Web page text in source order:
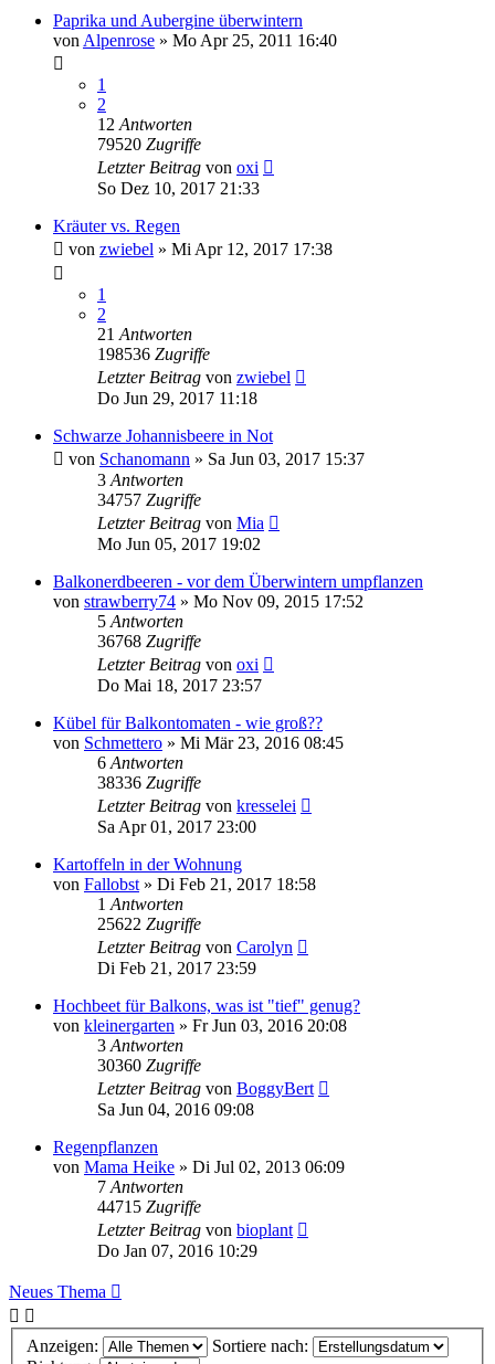
Paprika und Aubergine überwintern
von Alpenrose » Mo Apr 25, 2011 16:40
1
2
12 Antworten
79520 Zugriffe
Letzter Beitrag von oxi
So Dez 10, 2017 21:33
Kräuter vs. Regen
von zwiebel » Mi Apr 12, 2017 17:38
1
2
21 Antworten
198536 Zugriffe
Letzter Beitrag von zwiebel
Do Jun 29, 2017 11:18
Schwarze Johannisbeere in Not
von Schanomann » Sa Jun 03, 2017 15:37
3 Antworten
34757 Zugriffe
Letzter Beitrag von Mia
Mo Jun 05, 2017 19:02
Balkonerdbeeren - vor dem Überwintern umpflanzen
von strawberry74 » Mo Nov 09, 2015 17:52
5 Antworten
36768 Zugriffe
Letzter Beitrag von oxi
Do Mai 18, 2017 23:57
Kübel für Balkontomaten - wie groß??
von Schmettero » Mi Mär 23, 2016 08:45
6 Antworten
38336 Zugriffe
Letzter Beitrag von kresselei
Sa Apr 01, 2017 23:00
Kartoffeln in der Wohnung
von Fallobst » Di Feb 21, 2017 18:58
1 Antworten
25622 Zugriffe
Letzter Beitrag von Carolyn
Di Feb 21, 2017 23:59
Hochbeet für Balkons, was ist "tief" genug?
von kleinergarten » Fr Jun 03, 2016 20:08
3 Antworten
30360 Zugriffe
Letzter Beitrag von BoggyBert
Sa Jun 04, 2016 09:08
Regenpflanzen
von Mama Heike » Di Jul 02, 2013 06:09
7 Antworten
44715 Zugriffe
Letzter Beitrag von bioplant
Do Jan 07, 2016 10:29
Neues Thema
Anzeigen:
Sortiere nach: